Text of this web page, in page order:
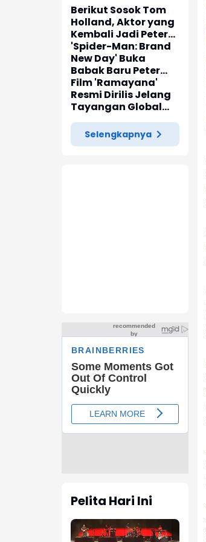
Berikut Sosok Tom
Holland, Aktor yang
Kembali Jadi Peter
Parker di 'Spider-
Man: Brand New Day'
'Spider-Man: Brand
New Day' Buka
Babak Baru Peter
Parker di Marvel
Cinematic Universe
Film 'Ramayana'
Resmi Dirilis Jelang
Tayangan Global
pada November
2026
Selengkapnya
Pelita Hari Ini